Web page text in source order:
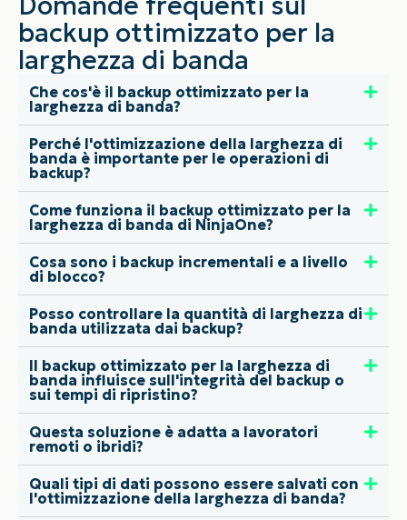
backup ottimizzato per la
larghezza di banda
Che cos'è il backup ottimizzato per la
larghezza di banda?
Perché l'ottimizzazione della larghezza di
banda è importante per le operazioni di
backup?
Come funziona il backup ottimizzato per la
larghezza di banda di NinjaOne?
Cosa sono i backup incrementali e a livello
di blocco?
Posso controllare la quantità di larghezza di
banda utilizzata dai backup?
Il backup ottimizzato per la larghezza di
banda influisce sull'integrità del backup o
sui tempi di ripristino?
Questa soluzione è adatta a lavoratori
remoti o ibridi?
Quali tipi di dati possono essere salvati con
l'ottimizzazione della larghezza di banda?